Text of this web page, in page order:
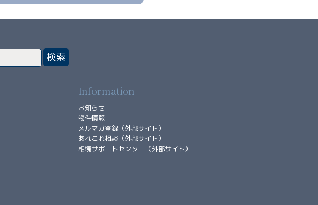
Information
お知らせ
物件情報
メルマガ登録（外部サイト）
あれこれ相談（外部サイト）
相続サポートセンター（外部サイト）